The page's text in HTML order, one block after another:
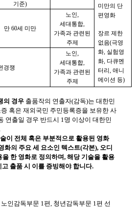
기준)
미만의 단
편영화
장르 제한
없음(극영
화, 실험영
화, 다큐멘
터리 애니
메이션 등)
만 60세 미만
노인
세대통합
가족과 관련된
주제
경쟁
노인
세대통합
가족과 관련된
주제
의 경우 출품작의 연출자(감독)는 대한민
혹은 재외국민 주민등록증을 보유한 사
연출일 경우 반드시 1 명 이상이 대한민
이 전체 혹은 부분적으로 활용된 영화
화의 주요 세 요소인 텍스트(각본), 오디
을 한 영화로 정의하며, 해당 기술을 활용
출품 시 이를 증빙해야 합니다.
노인감독부문 1 편 청년감독부문 1 편 선